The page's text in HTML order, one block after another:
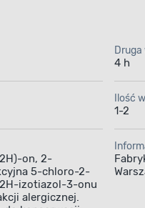
4 h
Ilość
1-2
on, 2-
5-chloro-2-
izotiazol-3-onu
alergicznej.